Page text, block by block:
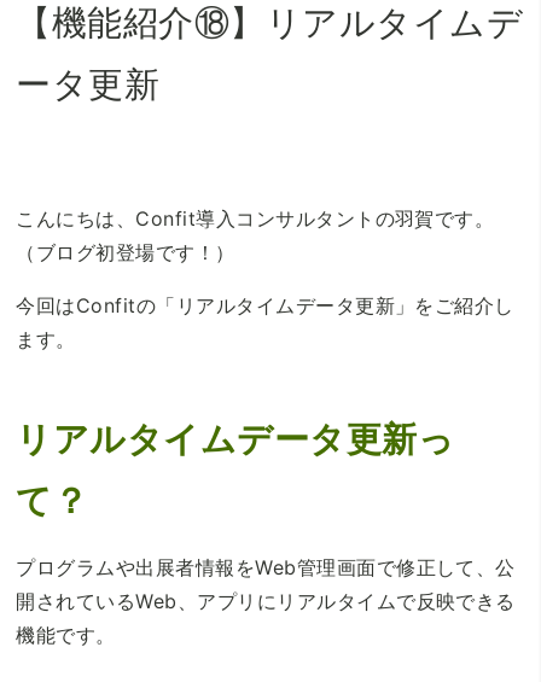
【機能紹介⑱】リアルタイムデ
ータ更新
こんにちは、Confit導入コンサルタントの羽賀です。
（ブログ初登場です！）
今回はConfitの「リアルタイムデータ更新」をご紹介し
ます。
リアルタイムデータ更新っ
て？
プログラムや出展者情報をWeb管理画面で修正して、公
開されているWeb、アプリにリアルタイムで反映できる
機能です。